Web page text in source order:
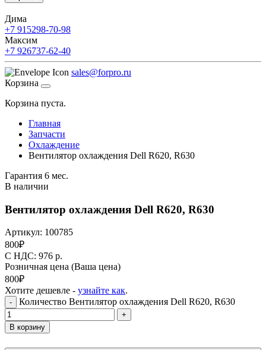
Дима
+7 915298-70-98
Максим
+7 926737-62-40
sales@forpro.ru
Корзина
Корзина пуста.
Главная
Запчасти
Охлаждение
Вентилятор охлаждения Dell R620, R630
Гарантия 6 мес.
В наличии
Вентилятор охлаждения Dell R620, R630
Артикул: 100785
800₽
C НДС: 976 р.
Розничная цена (Ваша цена)
800₽
Хотите дешевле - узнайте как.
- Количество Вентилятор охлаждения Dell R620, R630
+
В корзину